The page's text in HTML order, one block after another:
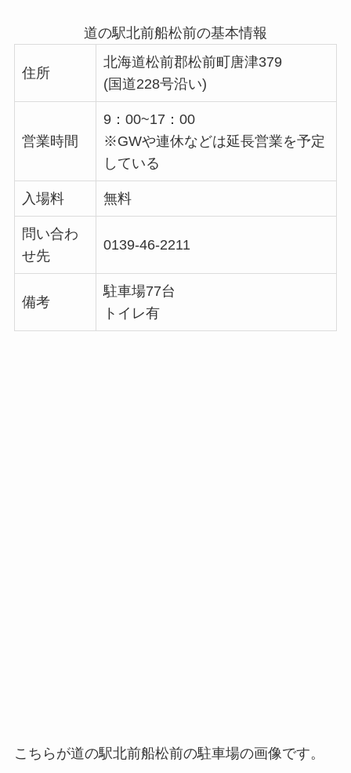
道の駅北前船松前の基本情報
住所
北海道松前郡松前町唐津379
(国道228号沿い)
営業時間
9：00~17：00
※GWや連休などは延長営業を予定
している
入場料 無料
問い合わ
せ先
0139-46-2211
備考
駐車場77台
トイレ有
こちらが道の駅北前船松前の駐車場の画像です。